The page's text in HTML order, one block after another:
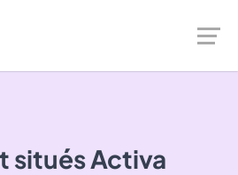
situésActiva